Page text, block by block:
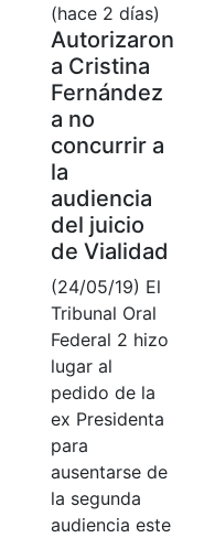
(hace 2 días)
Autorizaron
a Cristina
Fernández
a no
concurrir a
la
audiencia
del juicio
de Vialidad
(24/05/19) El
Tribunal Oral
Federal 2 hizo
lugar al
pedido de la
ex Presidenta
para
ausentarse de
la segunda
audiencia este